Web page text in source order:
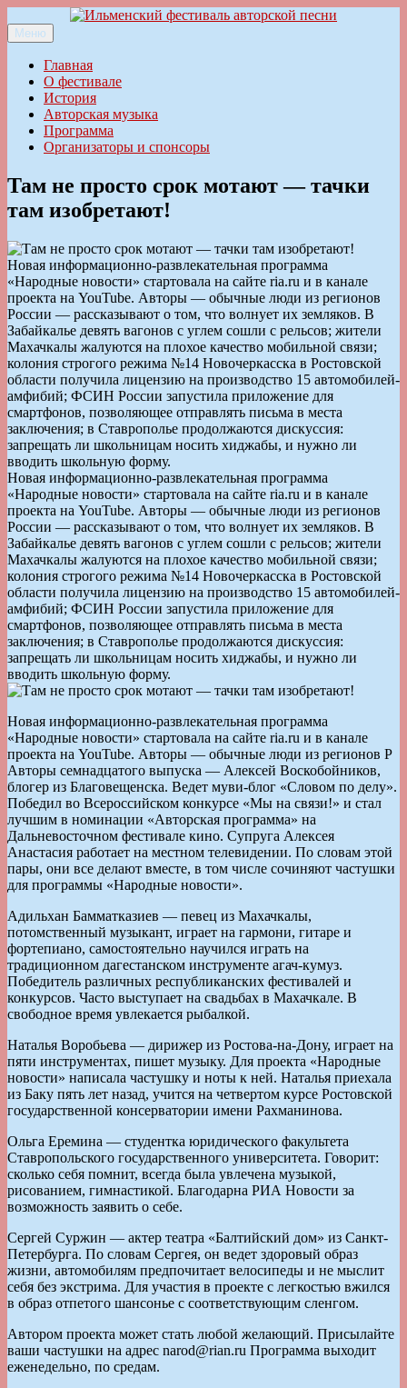
к
содержимому
Ильменский фестиваль авторской песни
Меню
Главная
О фестивале
История
Авторская музыка
Программа
Организаторы и спонсоры
Там не просто срок мотают — тачки
там изобретают!
Новая информационно-развлекательная программа
«Народные новости» стартовала на сайте ria.ru и в канале
проекта на YouTube. Авторы — обычные люди из регионов
России — рассказывают о том, что волнует их земляков. В
Забайкалье девять вагонов с углем сошли с рельсов; жители
Махачкалы жалуются на плохое качество мобильной связи;
колония строгого режима №14 Новочеркасска в Ростовской
области получила лицензию на производство 15 автомобилей-
амфибий; ФСИН России запустила приложение для
смартфонов, позволяющее отправлять письма в места
заключения; в Ставрополье продолжаются дискуссия:
запрещать ли школьницам носить хиджабы, и нужно ли
вводить школьную форму.
Новая информационно-развлекательная программа
«Народные новости» стартовала на сайте ria.ru и в канале
проекта на YouTube. Авторы — обычные люди из регионов
России — рассказывают о том, что волнует их земляков. В
Забайкалье девять вагонов с углем сошли с рельсов; жители
Махачкалы жалуются на плохое качество мобильной связи;
колония строгого режима №14 Новочеркасска в Ростовской
области получила лицензию на производство 15 автомобилей-
амфибий; ФСИН России запустила приложение для
смартфонов, позволяющее отправлять письма в места
заключения; в Ставрополье продолжаются дискуссия:
запрещать ли школьницам носить хиджабы, и нужно ли
вводить школьную форму.
Новая информационно-развлекательная программа
«Народные новости» стартовала на сайте ria.ru и в канале
проекта на YouTube. Авторы — обычные люди из регионов Р
Авторы семнадцатого выпуска — Алексей Воскобойников,
блогер из Благовещенска. Ведет муви-блог «Словом по делу».
Победил во Всероссийском конкурсе «Мы на связи!» и стал
лучшим в номинации «Авторская программа» на
Дальневосточном фестивале кино. Супруга Алексея
Анастасия работает на местном телевидении. По словам этой
пары, они все делают вместе, в том числе сочиняют частушки
для программы «Народные новости».
Адильхан Бамматказиев — певец из Махачкалы,
потомственный музыкант, играет на гармони, гитаре и
фортепиано, самостоятельно научился играть на
традиционном дагестанском инструменте агач-кумуз.
Победитель различных республиканских фестивалей и
конкурсов. Часто выступает на свадьбах в Махачкале. В
свободное время увлекается рыбалкой.
Наталья Воробьева — дирижер из Ростова-на-Дону, играет на
пяти инструментах, пишет музыку. Для проекта «Народные
новости» написала частушку и ноты к ней. Наталья приехала
из Баку пять лет назад, учится на четвертом курсе Ростовской
государственной консерватории имени Рахманинова.
Ольга Еремина — студентка юридического факультета
Ставропольского государственного университета. Говорит:
сколько себя помнит, всегда была увлечена музыкой,
рисованием, гимнастикой. Благодарна РИА Новости за
возможность заявить о себе.
Сергей Суржин — актер театра «Балтийский дом» из Санкт-
Петербурга. По словам Сергея, он ведет здоровый образ
жизни, автомобилям предпочитает велосипеды и не мыслит
себя без экстрима. Для участия в проекте с легкостью вжился
в образ отпетого шансонье с соответствующим сленгом.
Автором проекта может стать любой желающий. Присылайте
ваши частушки на адрес narod@rian.ru Программа выходит
еженедельно, по средам.